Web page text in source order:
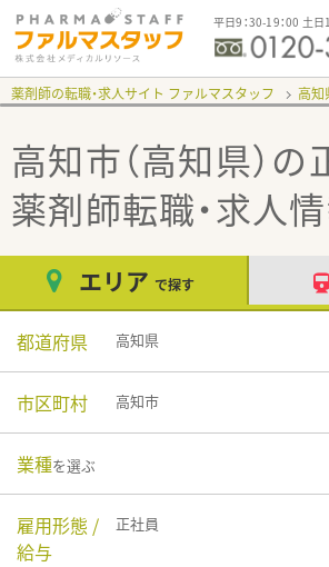
平日9：30-19：00 土日
薬剤師の転職・求人サイト ファルマスタッフ 高知
高知市（高知県）の
薬剤師転職・求人
エリア で探す
都道府県 高知県
市区町村 高知市
業種を選ぶ
雇用形態 /
給与
正社員